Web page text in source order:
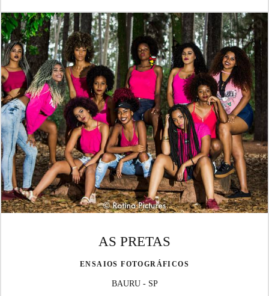
AS PRETAS
ENSAIOS FOTOGRÁFICOS
BAURU - SP